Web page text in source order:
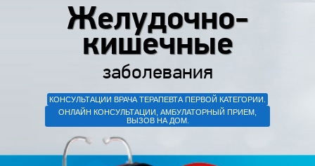
Желудочно-
кишечные
заболевания
КОНСУЛЬТАЦИИ ВРАЧА ТЕРАПЕВТА ПЕРВОЙ КАТЕГОРИИ.
ОНЛАЙН КОНСУЛЬТАЦИИ, АМБУЛАТОРНЫЙ ПРИЕМ,
ВЫЗОВ НА ДОМ.